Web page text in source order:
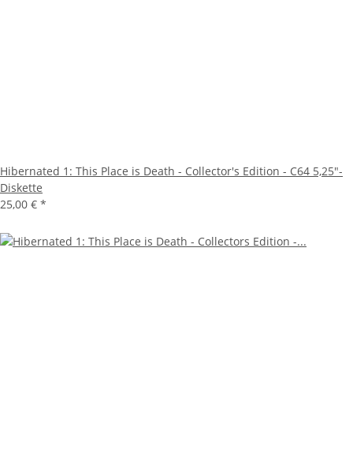
Hibernated 1: This Place is Death - Collector's Edition - C64 5,25"-
Diskette
25,00 € *